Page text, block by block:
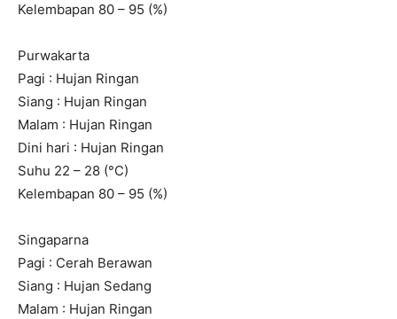
Kelembapan 80 – 95 (%)
Purwakarta
Pagi : Hujan Ringan
Siang : Hujan Ringan
Malam : Hujan Ringan
Dini hari : Hujan Ringan
Suhu 22 – 28 (°C)
Kelembapan 80 – 95 (%)
Singaparna
Pagi : Cerah Berawan
Siang : Hujan Sedang
Malam : Hujan Ringan